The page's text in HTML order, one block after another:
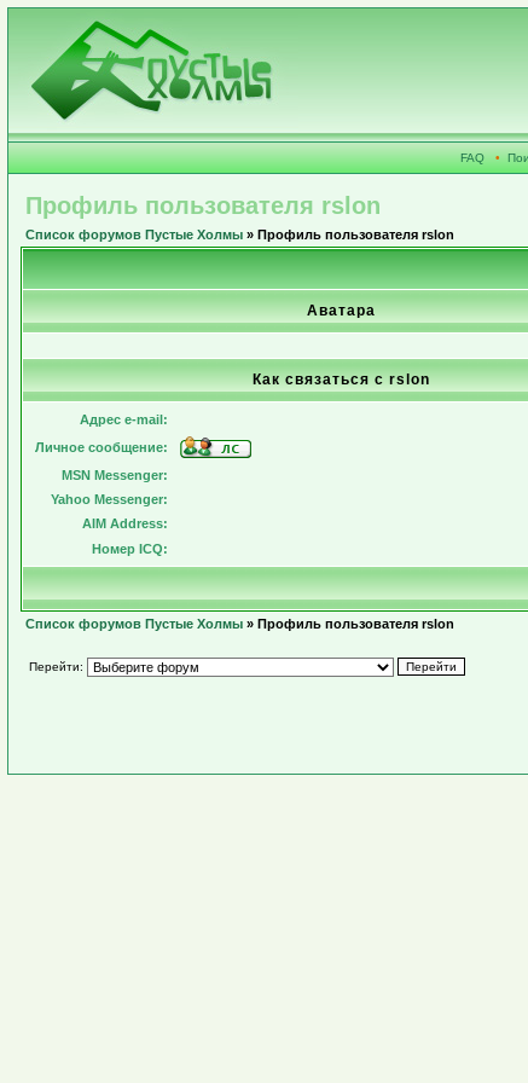
FAQ •
Профиль пользователя rslon
Список форумов Пустые Холмы » Профиль пользователя rslon
Аватара
Как связаться с rslon
Адрес e-mail:
Личное сообщение:
MSN Messenger:
Yahoo Messenger:
AIM Address:
Номер ICQ:
Список форумов Пустые Холмы » Профиль пользователя rslon
Перейти: